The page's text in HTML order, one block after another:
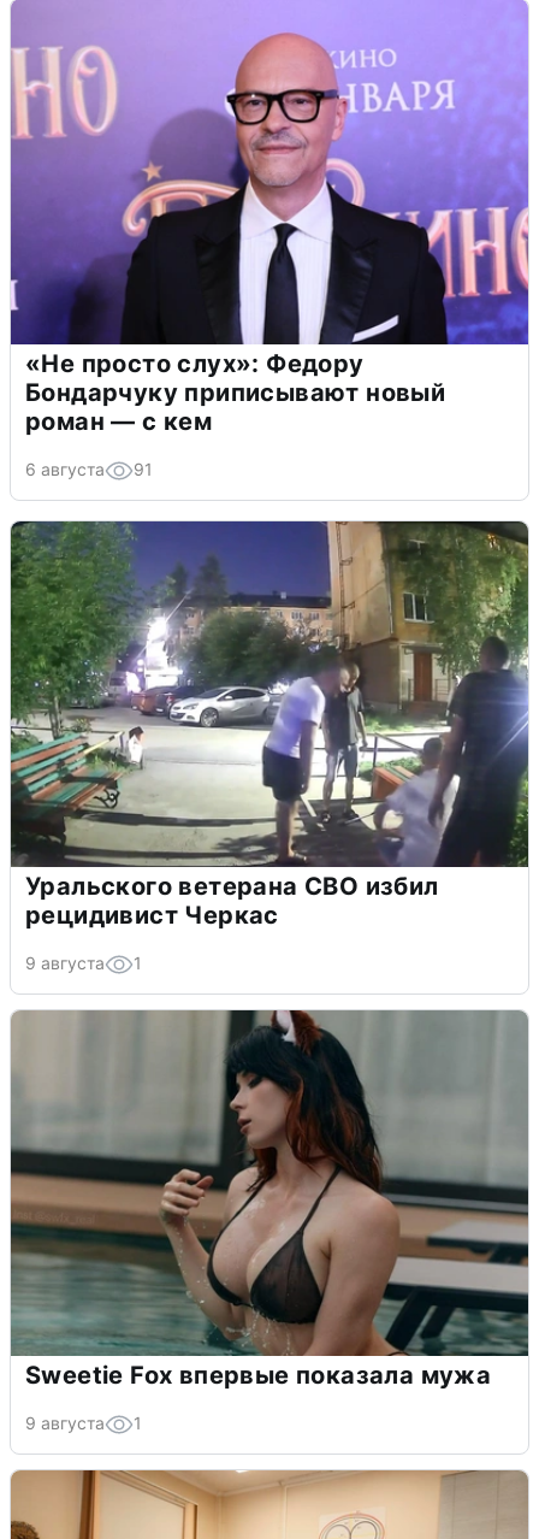
«Не просто слух»: Федору
Бондарчуку приписывают новый
роман — с кем
6 августа 91
Уральского ветерана СВО избил
рецидивист Черкас
9 августа 1
Sweetie Fox впервые показала мужа
9 августа 1